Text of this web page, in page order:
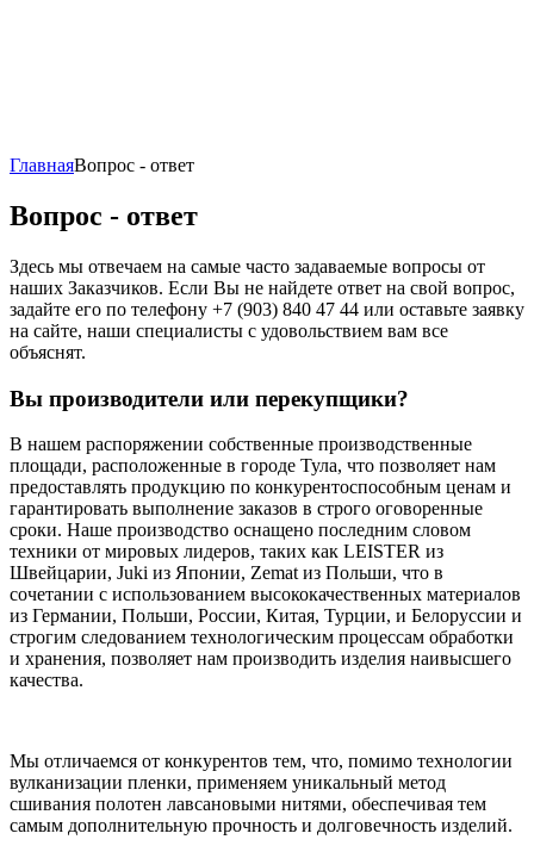
ГлавнаяВопрос - ответ
Вопрос - ответ
Здесь мы отвечаем на самые часто задаваемые вопросы от
наших Заказчиков. Если Вы не найдете ответ на свой вопрос,
задайте его по телефону +7 (903) 840 47 44 или оставьте заявку
на сайте, наши специалисты с удовольствием вам все
объяснят.
Вы производители или перекупщики?
В нашем распоряжении собственные производственные
площади, расположенные в городе Тула, что позволяет нам
предоставлять продукцию по конкурентоспособным ценам и
гарантировать выполнение заказов в строго оговоренные
сроки. Наше производство оснащено последним словом
техники от мировых лидеров, таких как LEISTER из
Швейцарии, Juki из Японии, Zemat из Польши, что в
сочетании с использованием высококачественных материалов
из Германии, Польши, России, Китая, Турции, и Белоруссии и
строгим следованием технологическим процессам обработки
и хранения, позволяет нам производить изделия наивысшего
качества.
Мы отличаемся от конкурентов тем, что, помимо технологии
вулканизации пленки, применяем уникальный метод
сшивания полотен лавсановыми нитями, обеспечивая тем
самым дополнительную прочность и долговечность изделий.